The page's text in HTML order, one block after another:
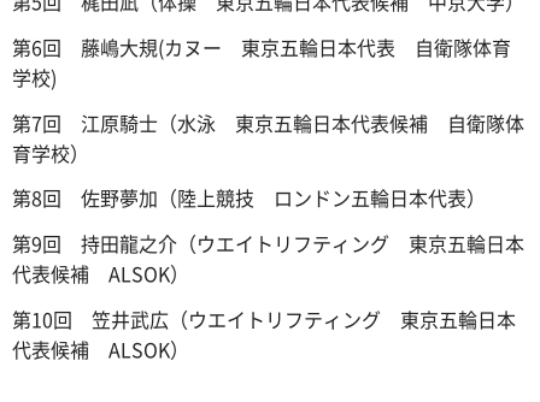
第6回 藤嶋大規(カヌー 東京五輪日本代表 自衛隊体育
学校)
第7回 江原騎士（水泳 東京五輪日本代表候補 自衛隊体
育学校）
第8回 佐野夢加（陸上競技 ロンドン五輪日本代表）
第9回 持田龍之介（ウエイトリフティング 東京五輪日本
代表候補 ALSOK）
第10回 笠井武広（ウエイトリフティング 東京五輪日本
代表候補 ALSOK）